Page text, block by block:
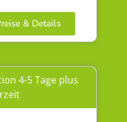
& Details
4-5 Tage plus